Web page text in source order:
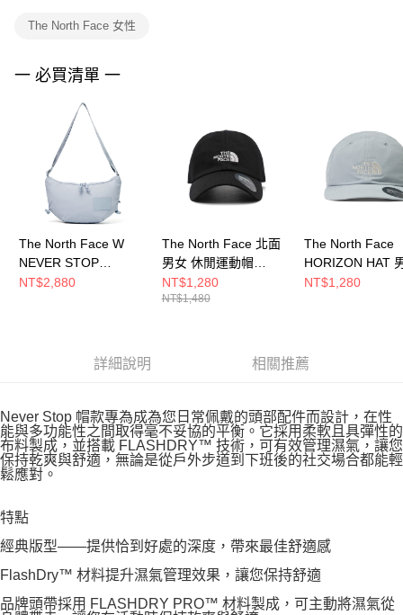
３．未成年的使用者請事先徵得法定代理人或監護人之同意方可使用
４．使用「AFTEE先享後付」時，將依據個別帳號之用戶狀況，依本公司即
請求用戶進行身份認證。
５．嚴禁一人註冊多個帳號或使用他人資訊註冊。若發現惡意使用之情形，
恩沛科技股份有限公司將有權停止該用戶之使用額度並採取法律行動。
The North Face 女性
一 必買清單 一
The North Face W
NEVER STOP
CROSSBODY 男女 側
NT$2,880
The North Face 北面
男女 休閒運動帽
NF0A7WHOJK3
NT$1,280
NT$1,480
The North Face
HORIZON HAT
運動帽
NT$1,280
詳細說明 相關推薦
Never Stop 帽款專為成為您日常佩戴的頭部配件而設計，在性
能與多功能性之間取得毫不妥協的平衡。它採用柔軟且具彈性的
布料製成，並搭載 FLASHDRY™ 技術，可有效管理濕氣，讓您
保持乾爽與舒適，無論是從戶外步道到下班後的社交場合都能輕
鬆應對。
特點
經典版型——提供恰到好處的深度，帶來最佳舒適感
FlashDry™ 材料提升濕氣管理效果，讓您保持舒適
品牌頭帶採用 FLASHDRY PRO™ 材料製成，可主動將濕氣從